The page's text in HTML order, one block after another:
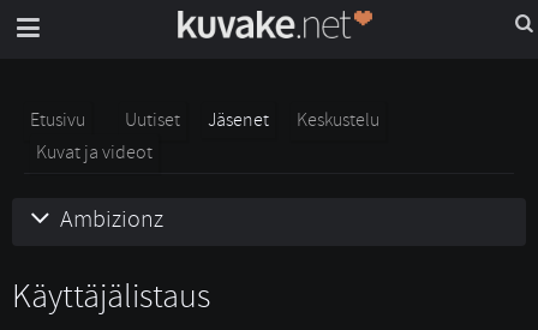
Etusivu Uutiset Jäsenet
Keskustelu
Kuvat ja videot
Ambizionz
Käyttäjälistaus